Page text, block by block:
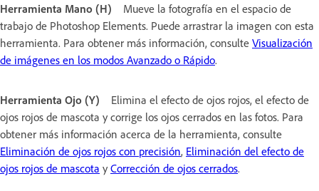
Herramienta Mano (H)
Mueve la fotografía en el espacio de
trabajo de Photoshop Elements. Puede arrastrar la imagen con esta
herramienta. Para obtener más información, consulte Visualización
de imágenes en los modos Avanzado o Rápido.
Herramienta Ojo (Y)
Elimina el efecto de ojos rojos, el efecto de
ojos rojos de mascota y corrige los ojos cerrados en las fotos. Para
obtener más información acerca de la herramienta, consulte
Eliminación de ojos rojos con precisión, Eliminación del efecto de
ojos rojos de mascota y Corrección de ojos cerrados.